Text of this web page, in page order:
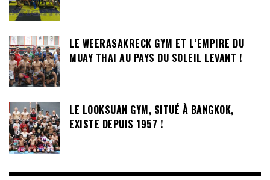
LE WEERASAKRECK GYM ET L’EMPIRE DU
MUAY THAI AU PAYS DU SOLEIL LEVANT !
LE LOOKSUAN GYM, SITUÉ À BANGKOK,
EXISTE DEPUIS 1957 !